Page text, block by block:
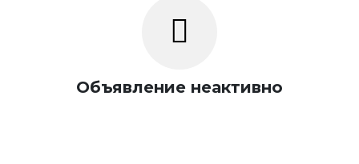
Объявление неактивно